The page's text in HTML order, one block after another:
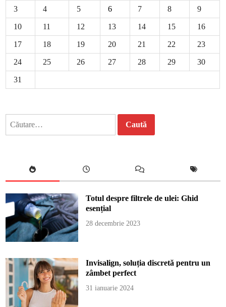
3 4 5 6 7 8 9
10 11 12 13 14 15 16
17 18 19 20 21 22 23
24 25 26 27 28 29 30
31
Totul despre filtrele de ulei: Ghid
esențial
28 decembrie 2023
Invisalign, soluția discretă pentru un
zâmbet perfect
31 ianuarie 2024